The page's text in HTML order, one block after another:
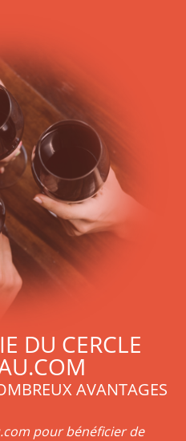
DU CERCLE
AVANTAGES
pour bénéficier de